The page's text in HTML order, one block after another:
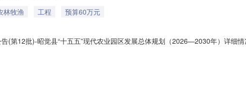
林牧渔 工程
预算60万元
(第12批)-昭觉县“十五五”现代农业园区发展总体规划（2026—2030年）详细
(人民币)采购品目：采购需求概况：采购内容:C09019900-其他农业服务采购数